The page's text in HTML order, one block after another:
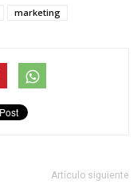
marketing
Artículo siguiente